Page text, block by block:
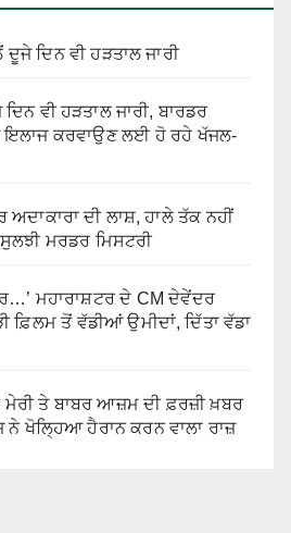
ਦਿਨ ਵੀ ਹੜਤਾਲ ਜਾਰੀ
ਵੀ ਹੜਤਾਲ ਜਾਰੀ, ਬਾਰਡਰ
ਇਲਾਜ ਕਰਵਾਉਣ ਲਈ ਹੋ ਰਹੇ ਖੱਜਲ-
ਦੀ ਲਾਸ਼, ਹਾਲੇ ਤੱਕ ਨਹੀਂ
ਮਰਡਰ ਮਿਸਟਰੀ
ਮਹਾਰਾਸ਼ਟਰ ਦੇ CM ਦੇਵੇਂਦਰ
ਫ਼ਿਲਮ ਤੋਂ ਵੱਡੀਆਂ ਉਮੀਦਾਂ, ਦਿੱਤਾ ਵੱਡਾ
ਮੇਰੀ ਤੇ ਬਾਬਰ ਆਜ਼ਮ ਦੀ ਫ਼ਰਜ਼ੀ ਖ਼ਬਰ
ਨੇ ਖੋਲ੍ਹਿਆ ਹੈਰਾਨ ਕਰਨ ਵਾਲਾ ਰਾਜ਼